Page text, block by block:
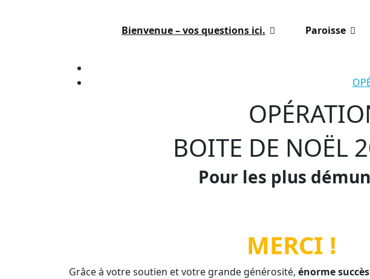
Salon
Grans
Bienvenue – vos questions ici. Paroisse
BOITE DE NOËL
Pour les plus
MERCI !
Grâce à votre soutien et votre grande générosité, énorme